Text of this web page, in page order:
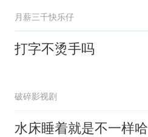
月薪三千快乐仔
打字不烫手吗
破碎影视剧
水床睡着就是不一样哈